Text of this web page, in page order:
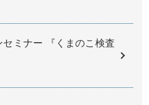
ミナー 『くまのこ検査